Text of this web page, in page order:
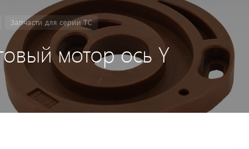
Запчасти для серии TC
мотор ось Y